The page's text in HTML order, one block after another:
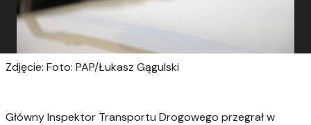
Zdjęcie: Foto: PAP/Łukasz Gągulski
Główny Inspektor Transportu Drogowego przegrał w